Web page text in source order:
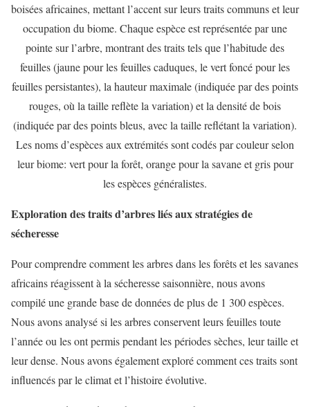
boisées africaines, mettant l’accent sur leurs traits communs et leur
occupation du biome. Chaque espèce est représentée par une
pointe sur l’arbre, montrant des traits tels que l’habitude des
feuilles (jaune pour les feuilles caduques, le vert foncé pour les
feuilles persistantes), la hauteur maximale (indiquée par des points
rouges, où la taille reflète la variation) et la densité de bois
(indiquée par des points bleus, avec la taille reflétant la variation).
Les noms d’espèces aux extrémités sont codés par couleur selon
leur biome: vert pour la forêt, orange pour la savane et gris pour
les espèces généralistes.
Exploration des traits d’arbres liés aux stratégies de
sécheresse
Pour comprendre comment les arbres dans les forêts et les savanes
africains réagissent à la sécheresse saisonnière, nous avons
compilé une grande base de données de plus de 1 300 espèces.
Nous avons analysé si les arbres conservent leurs feuilles toute
l’année ou les ont permis pendant les périodes sèches, leur taille et
leur dense. Nous avons également exploré comment ces traits sont
influencés par le climat et l’histoire évolutive.